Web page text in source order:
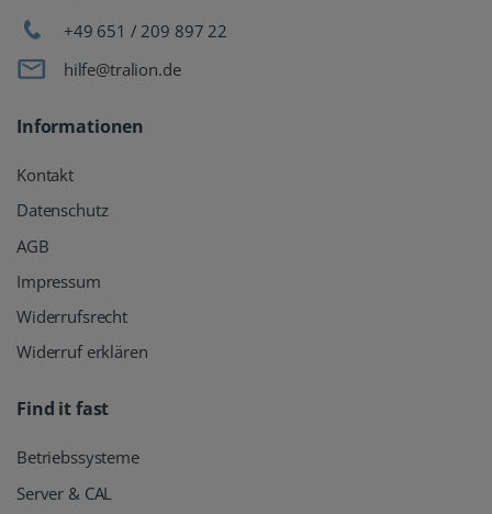
+49 651 / 209 897 22
hilfe@tralion.de
Informationen
Kontakt
Datenschutz
AGB
Impressum
Widerrufsrecht
Widerruf erklären
Find it fast
Betriebssysteme
Server & CAL